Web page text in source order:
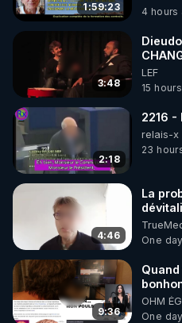
code : REGENERE10
▶ 30 jours gratuit sur
de bien-être ENVOL :
Rendez-vous sur https://
le code : REGENERE
1:59:23
4 hours
3:48
LEF
15
2:18
2216 -
relais-x
23
4:46
La
One
9:36
ondes
OHM
One